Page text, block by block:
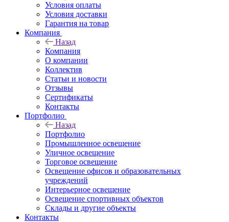
Условия оплаты
Условия доставки
Гарантия на товар
Компания
Назад
Компания
О компании
Коллектив
Статьи и новости
Отзывы
Сертификаты
Контакты
Портфолио
Назад
Портфолио
Промышленное освещение
Уличное освещение
Торговое освещение
Освещение офисов и образовательных
учреждений
Интерьерное освещение
Освещение спортивных объектов
Склады и другие объекты
Контакты